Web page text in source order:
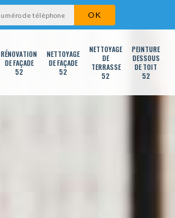
RÉNOVATION
DE FAÇADE
52
NETTOYAGE
DE FAÇADE
52
NETTOYAGE
DE
TERRASSE
52
PEINTURE
DESSOUS
DE TOIT
52